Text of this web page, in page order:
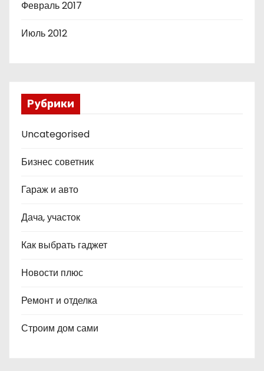
Февраль 2017
Июль 2012
Рубрики
Uncategorised
Бизнес советник
Гараж и авто
Дача, участок
Как выбрать гаджет
Новости плюс
Ремонт и отделка
Строим дом сами